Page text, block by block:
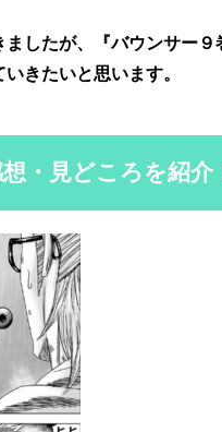
したが、『バウンサー９
きたいと思います。
・見どころを紹介